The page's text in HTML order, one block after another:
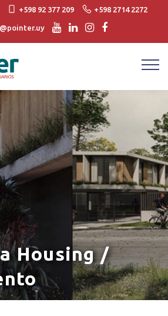
+598 92 377 209 +598 2714 2272
Housing /